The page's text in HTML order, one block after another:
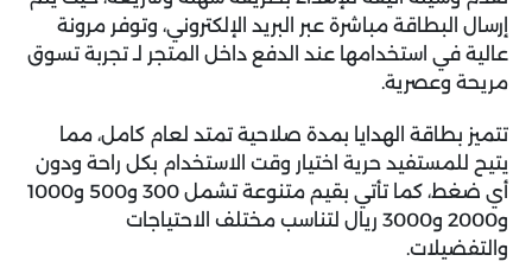
إرسال البطاقة مباشرة عبر البريد الإلكتروني، وتوفر مرونة
عالية في استخدامها عند الدفع داخل المتجر لـ تجربة تسوق
مريحة وعصرية.
تتميز بطاقة الهدايا بمدة صلاحية تمتد لعام كامل، مما
يتيح للمستفيد حرية اختيار وقت الاستخدام بكل راحة ودون
أي ضغط، كما تأتي بقيم متنوعة تشمل 300 و500 و1000
و2000 و3000 ريال لتناسب مختلف الاحتياجات
والتفضيلات.